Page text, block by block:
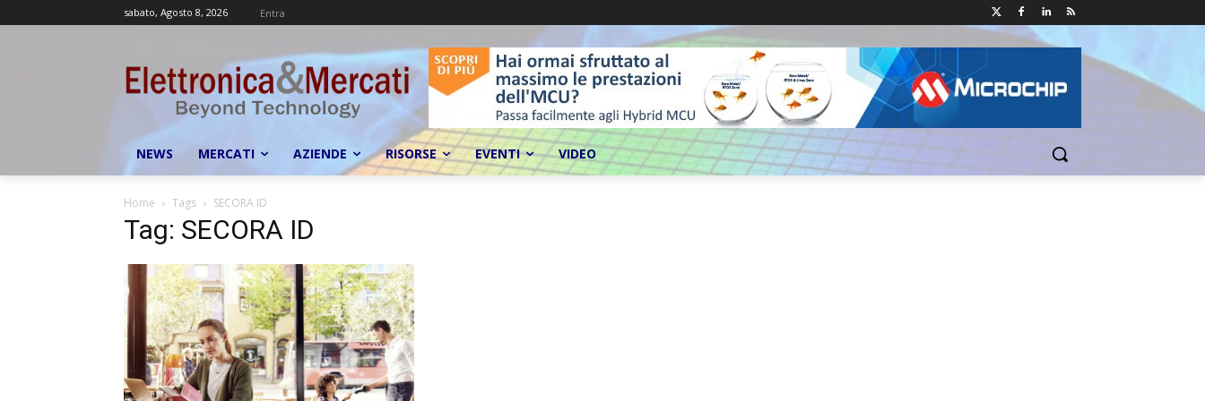
sabato, Agosto 8, 2026 Entra
NEWS MERCATI AZIENDE RISORSE EVENTI VIDEO
Home Tags SECORA ID
Tag: SECORA ID